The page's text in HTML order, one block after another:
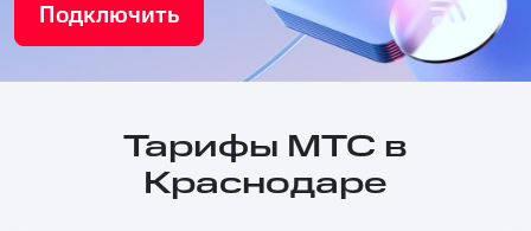
Подключить
Тарифы МТС в
Краснодаре